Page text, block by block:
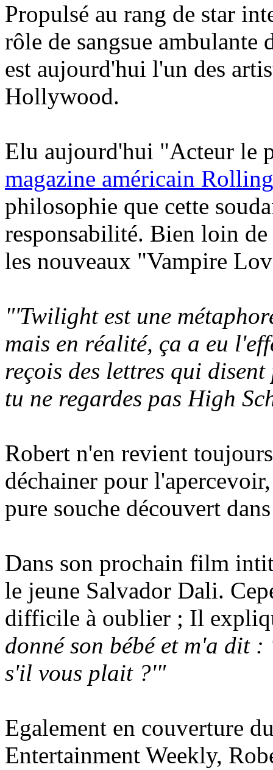
Propulsé au rang de star
rôle de sangsue
est aujourd'hui l'un des
Hollywood.
Elu aujourd'hui "Acteur le
magazine américain
philosophie que cette
responsabilité. Bien loin
les nouveaux "Vampire
"'Twilight est une
mais en réalité, ça a eu
reçois des lettres qui
tu ne regardes pas High
Robert n'en revient
déchainer pour
pure souche découvert
Dans son prochain film
le jeune Salvador Dali.
difficile à oublier ; Il
donné son bébé et m'a dit
s'il vous plait ?'"
Egalement en couverture
Entertainment Weekly,